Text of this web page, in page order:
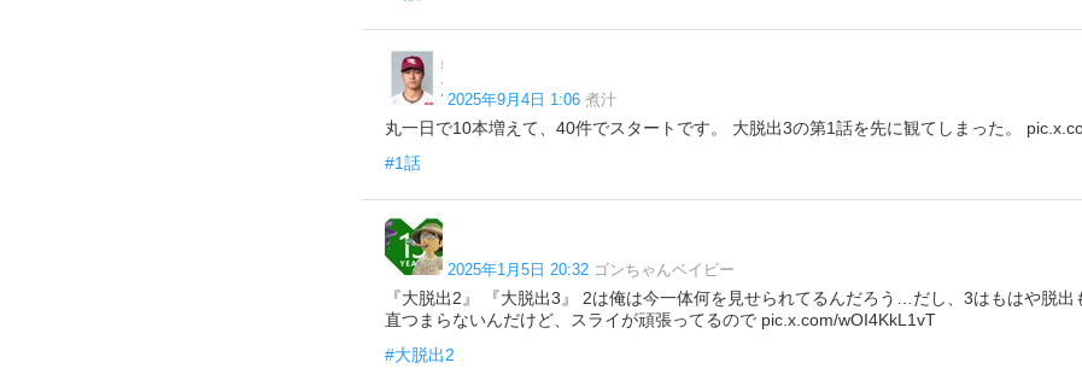
2025年9月4日 1:06 煮汁
丸一日で10本増えて、40件でスタートです。 大脱出3の第1話を先に観てしまった。
#1話
2025年1月5日 20:32 ゴンちゃんベイビー
『大脱出2』 『大脱出3』 2は俺は今一体何を見せられてるんだろう…だし、3はもはや脱
直つまらないんだけど、スライが頑張ってるので pic.x.com/wOI4KkL1vT
#大脱出2